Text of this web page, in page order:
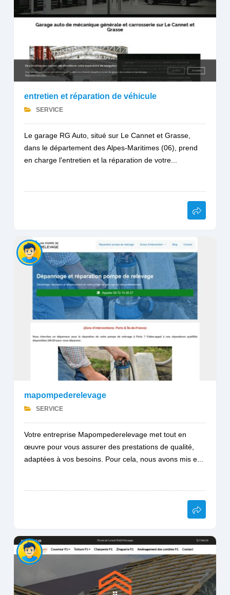
entretien et réparation de véhicule
SERVICE
Le garage RG Auto, situé sur Le Cannet et Grasse,
dans le département des Alpes-Maritimes (06), prend
en charge l'entretien et la réparation de votre...
mapompederelevage
SERVICE
Votre entreprise Mapompederelevage met tout en
œuvre pour vous assurer des prestations de qualité,
adaptées à vos besoins. Pour cela, nous avons mis e...